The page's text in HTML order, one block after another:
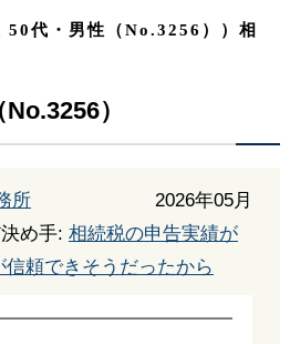
50代・男性（No.3256））相
）
所
2026年05月
め手: 相続税の申告実績が
信頼できそうだったから